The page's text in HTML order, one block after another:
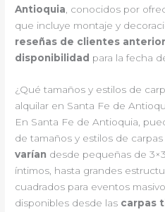
Antioquia , conocidos por
que incluye montaje y
reseñas de clientes
disponibilidad para la fecha
¿Qué tamaños y estilos de
alquilar en Santa Fe de
En Santa Fe de Antioquia,
de tamaños y estilos de carpas
varían desde pequeñas de
íntimos, hasta grandes
cuadrados para eventos
disponibles desde las carpas